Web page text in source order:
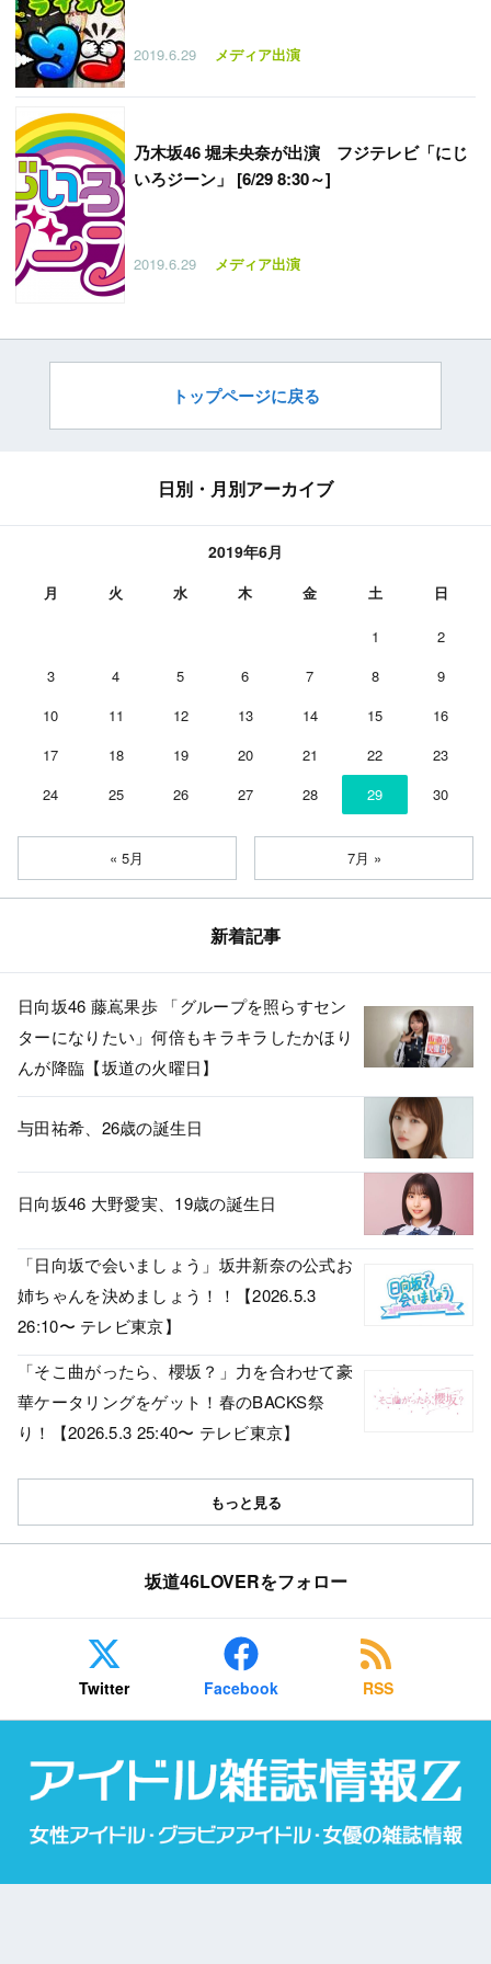
2019.6.29 メディア出演
乃木坂46 堀未央奈が出演 フジテレビ「にじ
いろジーン」 [6/29 8:30～]
2019.6.29 メディア出演
トップページに戻る
日別・月別アーカイブ
2019年6月
月 火 水 木 金 土 日
1
2
3
4 5 6 7 8
9
10
11 12 13 14 15
16
17
18 19 20 21 22
23
24
25 26 27 28 29 30
« 5月 7月 »
新着記事
日向坂46 藤嶌果歩 「グループを照らすセン
ターになりたい」何倍もキラキラしたかほり
んが降臨【坂道の火曜日】
与田祐希、26歳の誕生日
日向坂46 大野愛実、19歳の誕生日
「日向坂で会いましょう」坂井新奈の公式お
姉ちゃんを決めましょう！！【2026.5.3
26:10〜 テレビ東京】
「そこ曲がったら、櫻坂？」力を合わせて豪
華ケータリングをゲット！春のBACKS祭
り！【2026.5.3 25:40〜 テレビ東京】
もっと見る
坂道46LOVERをフォロー
Twitter Facebook RSS